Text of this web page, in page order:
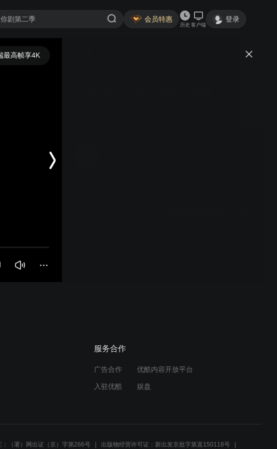
会员特惠
历史 客户端
登录
最高帧享4K
服务合作
广告合作 优酷内容开放平台
入驻优酷 娱盘
：（署）网出证（京）字第266号 出版物经营许可证：新出发京批字第直150118号